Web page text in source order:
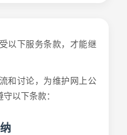
以下服务条款，才能继
和讨论，为维护网上公
以下条款：